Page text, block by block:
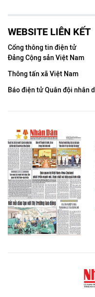
WEBSITE LIÊN KẾT
Cổng thông tin điện tử
Đảng Cộng sản Việt Nam
Thông tấn xã Việt Nam
Báo điện tử Quân đội nhân